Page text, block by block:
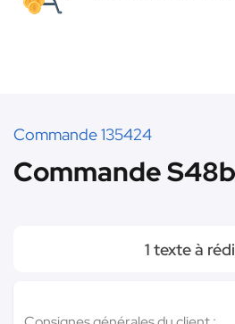
Commande 135424
Commande
1 texte à